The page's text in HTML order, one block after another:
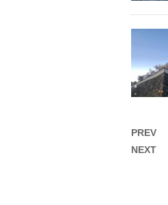
PREV
NEXT